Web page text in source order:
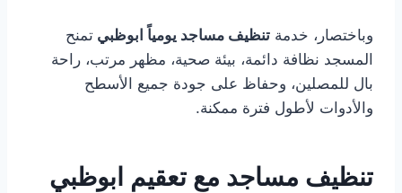
وباختصار، خدمة تنظيف مساجد يومياً ابوظبي تمنح
المسجد نظافة دائمة، بيئة صحية، مظهر مرتب، راحة
بال للمصلين، وحفاظ على جودة جميع الأسطح
والأدوات لأطول فترة ممكنة.
تنظيف مساجد مع تعقيم ابوظبي